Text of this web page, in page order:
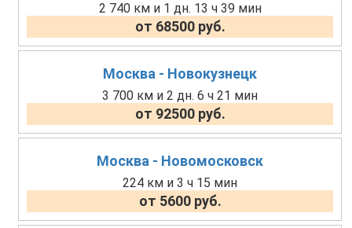
2 740 км и 1 дн. 13 ч 39 мин
от 68500 руб.
Москва - Новокузнецк
3 700 км и 2 дн. 6 ч 21 мин
от 92500 руб.
Москва - Новомосковск
224 км и 3 ч 15 мин
от 5600 руб.